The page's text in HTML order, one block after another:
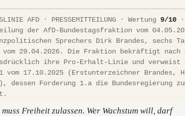
AFD · PRESSEMITTEILUNG · Wertung9/10 ·
der AfD-Bundestagsfraktion vom
Sprechers Dirk Brandes, sechs
vom 29.04.2026. Die Fraktion bekräftigt nach
ihre Pro-Erhalt-Linie und verweist
vom 17.10.2025 (Erstunterzeichner Brandes,
dessen Forderung 1.a die Bundesregierung
Freiheit zulassen. Wer Wachstum will, darf